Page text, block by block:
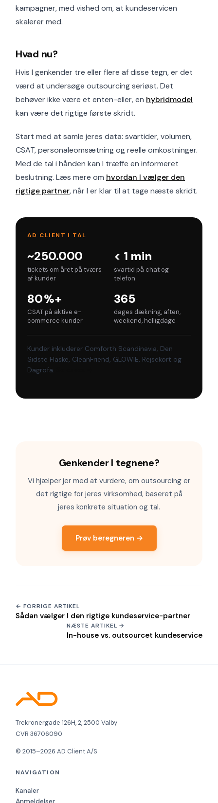
kampagner, med vished om, at kundeservicen
skalerer med.
Hvad nu?
Hvis I genkender tre eller flere af disse tegn, er det
værd at undersøge outsourcing seriøst. Det
behøver ikke være et enten-eller, en hybridmodel
kan være det rigtige første skridt.
Start med at samle jeres data: svartider, volumen,
CSAT, personaleomsætning og reelle omkostninger.
Med de tal i hånden kan I træffe en informeret
beslutning. Læs mere om hvordan I vælger den
rigtige partner, når I er klar til at tage næste skridt.
AD CLIENT I TAL
~250.000
tickets om året på tværs
af kunder
< 1 min
svartid på chat og
telefon
80 %+
CSAT på aktive e-
commerce kunder
365
dages dækning, aften,
weekend, helligdage
Kunder inkluderer Comforth Scandinavia, Den
Sidste Flaske, CleanFriend, GLOWIE, Rejsekort og
Dagrofa.
Genkender I tegnene?
Vi hjælper jer med at vurdere, om outsourcing er
det rigtige for jeres virksomhed, baseret på
jeres konkrete situation og tal.
Prøv beregneren →
← FORRIGE ARTIKEL
Sådan vælger I den rigtige kundeservice-partner
NÆSTE ARTIKEL →
In-house vs. outsourcet kundeservice
Trekronergade 126H, 2, 2500 Valby
CVR 36706090
© 2015–2026 AD Client A/S
NAVIGATION
Kanaler
Anmeldelser